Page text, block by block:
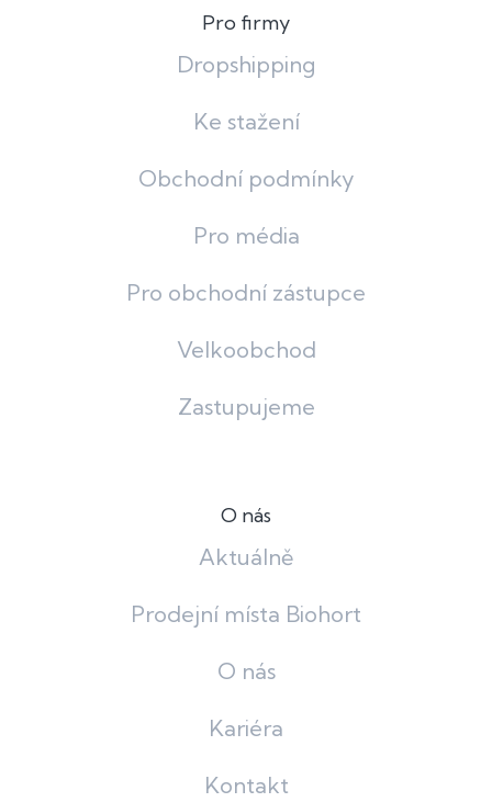
Pro firmy
Dropshipping
Ke stažení
Obchodní podmínky
Pro média
Pro obchodní zástupce
Velkoobchod
Zastupujeme
O nás
Aktuálně
Prodejní místa Biohort
O nás
Kariéra
Kontakt